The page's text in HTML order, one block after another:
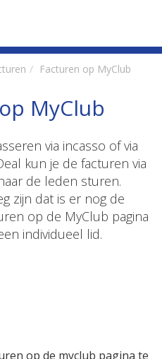
Facturen op MyClub
MyClub
via incasso of via
kun je de facturen via
de leden sturen.
zijn dat is er nog de
op de MyClub pagina
individueel lid.
op de myclub pagina te